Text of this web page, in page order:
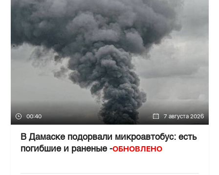
00:40 7 августа 2026
В Дамаске подорвали микроавтобус: есть
погибшие и раненые -ОБНОВЛЕНО